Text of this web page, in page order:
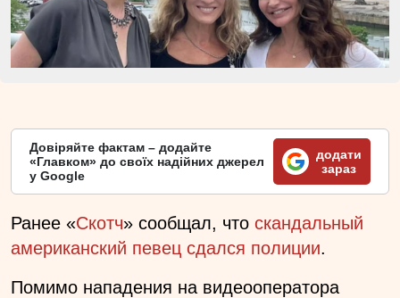
Довіряйте фактам – додайте
«Главком» до своїх надійних джерел
у Google
додати
зараз
Ранее «Скотч» сообщал, что скандальный
американский певец сдался полиции.
Помимо нападения на видеооператора